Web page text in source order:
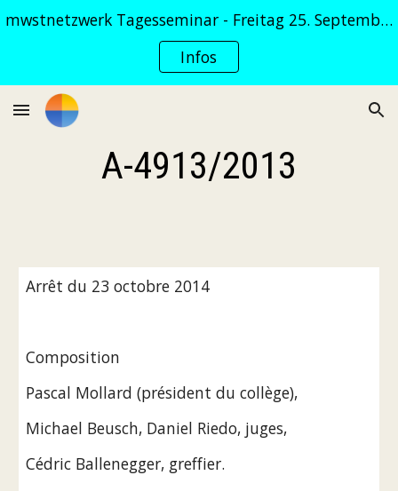
Skip to main content Skip to navigation
mwstnetzwerk Tagesseminar - Freitag 25. September 2026
Infos
A-4913/2013
Arrêt du 23 octobre 2014
Composition
Pascal Mollard (président du collège),
Michael Beusch, Daniel Riedo, juges,
Cédric Ballenegger, greffier.